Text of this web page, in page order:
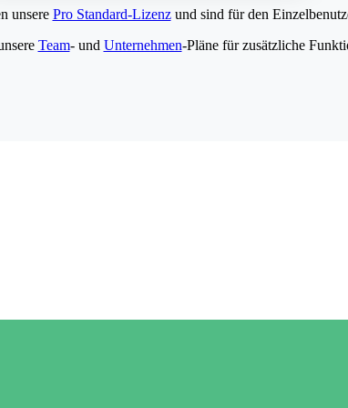
unsere Pro Standard-Lizenzund sind für den
Team- und Unternehmen-Pläne für zusätzliche